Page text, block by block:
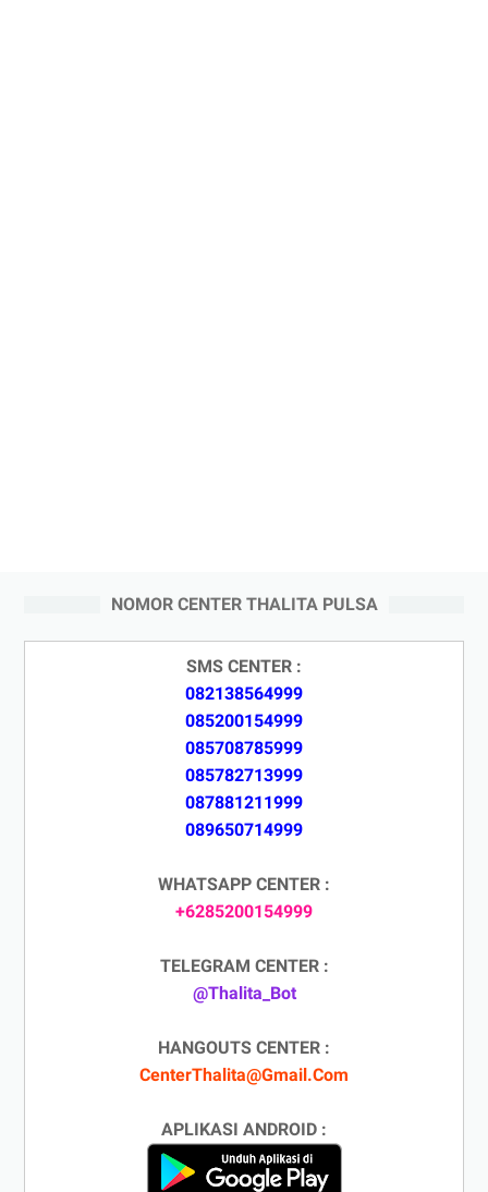
NOMOR CENTER THALITA PULSA
SMS CENTER :
082138564999
085200154999
085708785999
085782713999
087881211999
089650714999
WHATSAPP CENTER :
+6285200154999
TELEGRAM CENTER :
@Thalita_Bot
HANGOUTS CENTER :
CenterThalita@Gmail.Com
APLIKASI ANDROID :